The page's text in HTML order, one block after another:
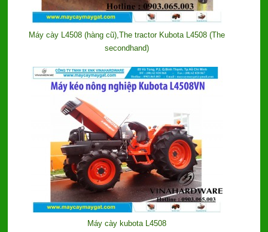
Máy cày L4508 (hàng cũ),The tractor Kubota L4508 (The
secondhand)
Máy cày kubota L4508